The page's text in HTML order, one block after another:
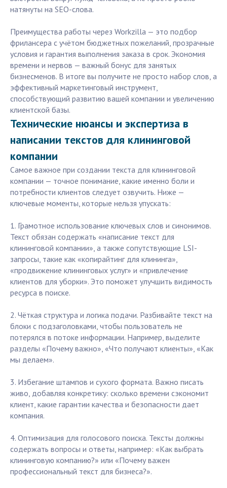
натянуты на SEO-слова.
Преимущества работы через Workzilla — это подбор
фрилансера с учётом бюджетных пожеланий, прозрачные
условия и гарантия выполнения заказа в срок. Экономия
времени и нервов — важный бонус для занятых
бизнесменов. В итоге вы получите не просто набор слов, а
эффективный маркетинговый инструмент,
способствующий развитию вашей компании и увеличению
клиентской базы.
Технические нюансы и экспертиза в
написании текстов для клининговой
компании
Самое важное при создании текста для клининговой
компании — точное понимание, какие именно боли и
потребности клиентов следует озвучить. Ниже —
ключевые моменты, которые нельзя упускать:
1. Грамотное использование ключевых слов и синонимов.
Текст обязан содержать «написание текст для
клининговой компании», а также сопутствующие LSI-
запросы, такие как «копирайтинг для клининга»,
«продвижение клининговых услуг» и «привлечение
клиентов для уборки». Это поможет улучшить видимость
ресурса в поиске.
2. Чёткая структура и логика подачи. Разбивайте текст на
блоки с подзаголовками, чтобы пользователь не
потерялся в потоке информации. Например, выделите
разделы «Почему важно», «Что получают клиенты», «Как
мы делаем».
3. Избегание штампов и сухого формата. Важно писать
живо, добавляя конкретику: сколько времени сэкономит
клиент, какие гарантии качества и безопасности дает
компания.
4. Оптимизация для голосового поиска. Тексты должны
содержать вопросы и ответы, например: «Как выбрать
клининговую компанию?» или «Почему важен
профессиональный текст для бизнеса?».